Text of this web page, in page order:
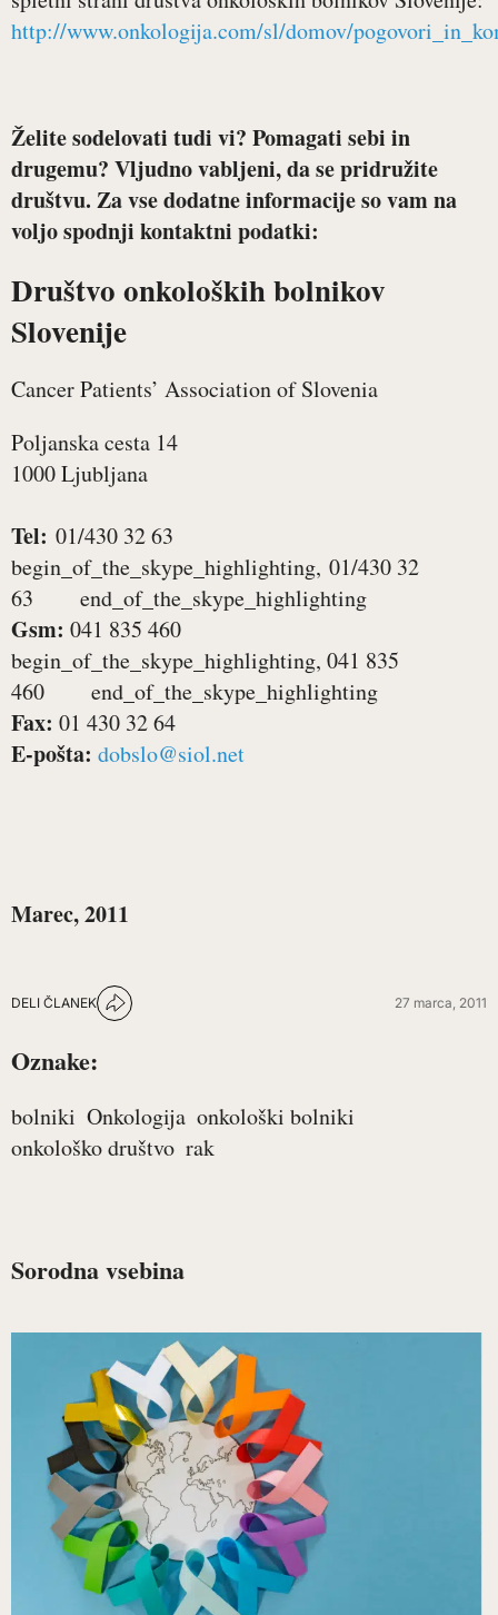
http://www.onkologija.com/sl/domov/
Želite sodelovati tudi vi? Pomagati sebi in
drugemu? Vljudno vabljeni, da se pridružite
društvu. Za vse dodatne informacije so vam na
voljo spodnji kontaktni podatki:
Društvo onkoloških bolnikov
Slovenije
Cancer Patients’ Association of Slovenia
Poljanska cesta 14
1000 Ljubljana
Tel: 01/430 32 63
begin_of_the_skype_highlighting, 01/430 32
63 end_of_the_skype_highlighting
Gsm: 041 835 460
begin_of_the_skype_highlighting, 041 835
460 end_of_the_skype_highlighting
Fax: 01 430 32 64
E-pošta: dobslo@siol.net
Marec, 2011
DELI ČLANEK 27 marca, 2011
Oznake:
bolniki Onkologija onkološki bolniki
onkološko društvo rak
Sorodna vsebina